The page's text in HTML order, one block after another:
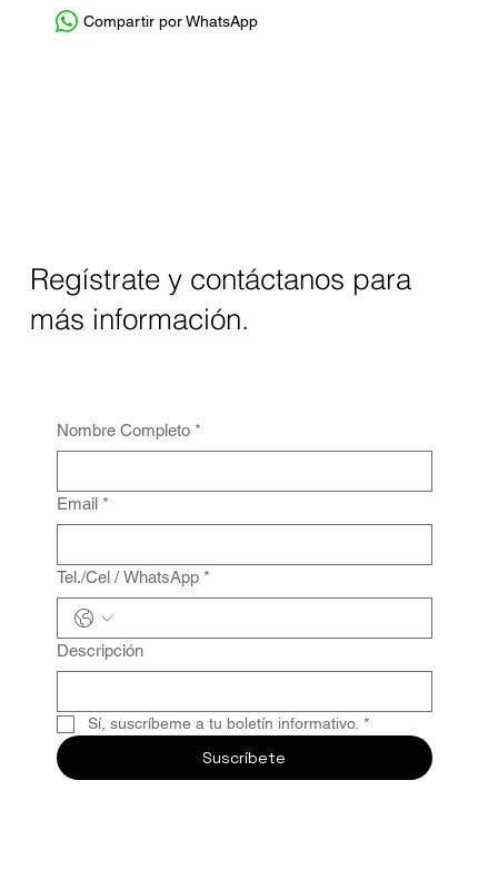
Compartir por WhatsApp
Regístrate y contáctanos para
más información.
Nombre Completo *
Email *
Tel./Cel / WhatsApp *
Descripción
Sí, suscríbeme a tu boletín informativo. *
Suscríbete